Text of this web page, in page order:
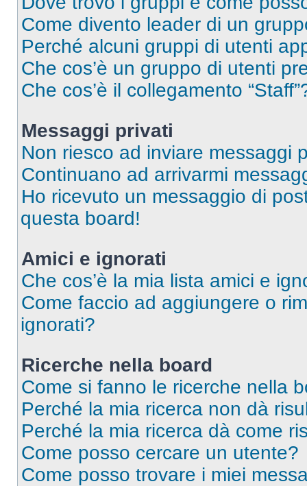
Come divento leader di un
Perché alcuni gruppi di utenti
Che cos’è un gruppo di utenti
Che cos’è il collegamento
Messaggi privati
Non riesco ad inviare messaggi
Continuano ad arrivarmi
Ho ricevuto un messaggio di
questa board!
Amici e ignorati
Che cos’è la mia lista amici e
Come faccio ad aggiungere o
ignorati?
Ricerche nella board
Come si fanno le ricerche nella
Perché la mia ricerca non dà
Perché la mia ricerca dà come
Come posso cercare un utente?
Come posso trovare i miei